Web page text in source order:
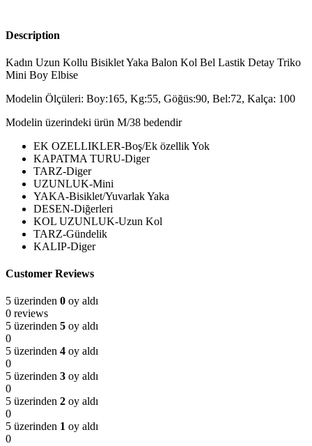
Description
Kadın Uzun Kollu Bisiklet Yaka Balon Kol Bel Lastik Detay Triko
Mini Boy Elbise
Modelin Ölçüleri: Boy:165, Kg:55, Göğüs:90, Bel:72, Kalça: 100
Modelin üzerindeki ürün M/38 bedendir
EK OZELLIKLER-Boş/Ek özellik Yok
KAPATMA TURU-Diger
TARZ-Diger
UZUNLUK-Mini
YAKA-Bisiklet/Yuvarlak Yaka
DESEN-Diğerleri
KOL UZUNLUK-Uzun Kol
TARZ-Gündelik
KALIP-Diger
Customer Reviews
5 üzerinden 0 oy aldı
0 reviews
5 üzerinden 5 oy aldı
0
5 üzerinden 4 oy aldı
0
5 üzerinden 3 oy aldı
0
5 üzerinden 2 oy aldı
0
5 üzerinden 1 oy aldı
0